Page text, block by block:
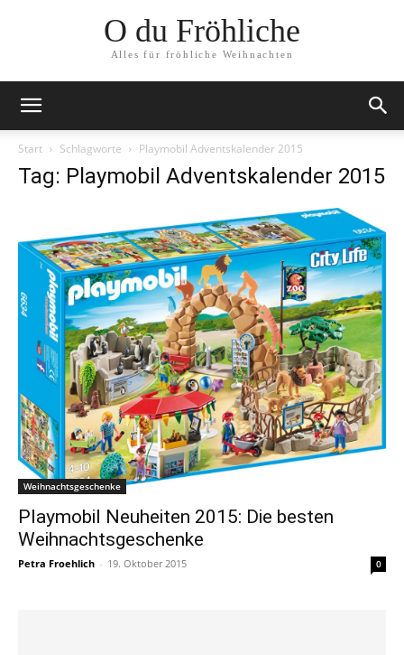
O du Fröhliche
Alles für fröhliche Weihnachten
Start Schlagworte Playmobil Adventskalender 2015
Tag: Playmobil Adventskalender 2015
Weihnachtsgeschenke
Playmobil Neuheiten 2015: Die besten
Weihnachtsgeschenke
Petra Froehlich - 19. Oktober 2015 0